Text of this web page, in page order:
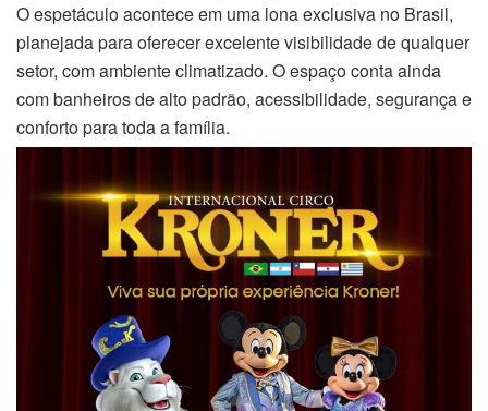
O espetáculo acontece em uma lona exclusiva no Brasil,
planejada para oferecer excelente visibilidade de qualquer
setor, com ambiente climatizado. O espaço conta ainda
com banheiros de alto padrão, acessibilidade, segurança e
conforto para toda a família.